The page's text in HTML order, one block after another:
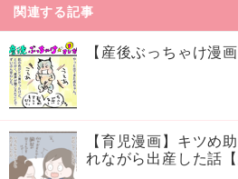
関連する記事
【産後ぶっちゃけ漫
【育児漫画】キツめ
れながら出産した話【